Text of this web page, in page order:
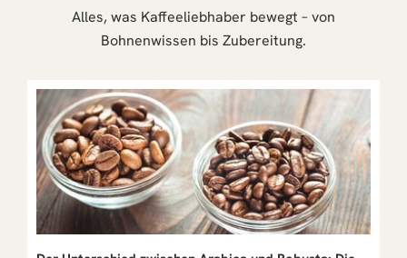
Alles, was Kaffeeliebhaber bewegt – von
Bohnenwissen bis Zubereitung.